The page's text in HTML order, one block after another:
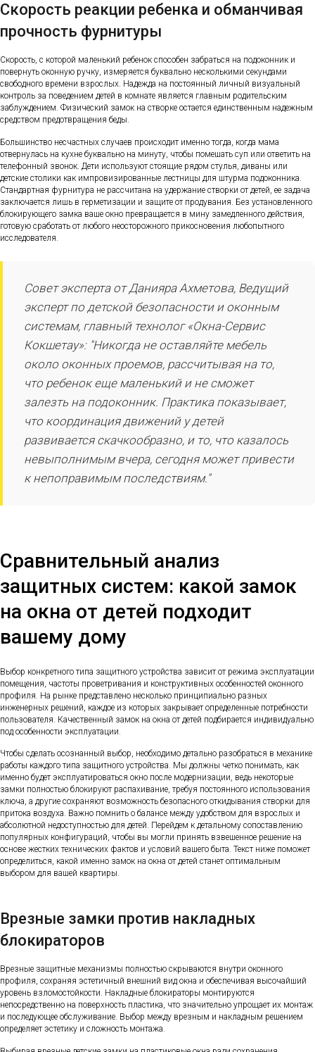
Скорость реакции ребенка и обманчивая
прочность фурнитуры
Скорость, с которой маленький ребенок способен забраться на подоконник и
повернуть оконную ручку, измеряется буквально несколькими секундами
свободного времени взрослых. Надежда на постоянный личный визуальный
контроль за поведением детей в комнате является главным родительским
заблуждением. Физический замок на створке остается единственным надежным
средством предотвращения беды.
Большинство несчастных случаев происходит именно тогда, когда мама
отвернулась на кухне буквально на минуту, чтобы помешать суп или ответить на
телефонный звонок. Дети используют стоящие рядом стулья, диваны или
детские столики как импровизированные лестницы для штурма подоконника.
Стандартная фурнитура не рассчитана на удержание створки от детей, ее задача
заключается лишь в герметизации и защите от продувания. Без установленного
блокирующего замка ваше окно превращается в мину замедленного действия,
готовую сработать от любого неосторожного прикосновения любопытного
исследователя.
Совет эксперта от Данияра Ахметова, Ведущий
эксперт по детской безопасности и оконным
системам, главный технолог «Окна-Сервис
Кокшетау»: "Никогда не оставляйте мебель
около оконных проемов, рассчитывая на то,
что ребенок еще маленький и не сможет
залезть на подоконник. Практика показывает,
что координация движений у детей
развивается скачкообразно, и то, что казалось
невыполнимым вчера, сегодня может привести
к непоправимым последствиям."
Сравнительный анализ
защитных систем: какой замок
на окна от детей подходит
вашему дому
Выбор конкретного типа защитного устройства зависит от режима эксплуатации
помещения, частоты проветривания и конструктивных особенностей оконного
профиля. На рынке представлено несколько принципиально разных
инженерных решений, каждое из которых закрывает определенные потребности
пользователя. Качественный замок на окна от детей подбирается индивидуально
под особенности эксплуатации.
Чтобы сделать осознанный выбор, необходимо детально разобраться в механике
работы каждого типа защитного устройства. Мы должны четко понимать, как
именно будет эксплуатироваться окно после модернизации, ведь некоторые
замки полностью блокируют распахивание, требуя постоянного использования
ключа, а другие сохраняют возможность безопасного откидывания створки для
притока воздуха. Важно помнить о балансе между удобством для взрослых и
абсолютной недоступностью для детей. Перейдем к детальному сопоставлению
популярных конфигураций, чтобы вы могли принять взвешенное решение на
основе жестких технических фактов и условий вашего быта. Текст ниже поможет
определиться, какой именно замок на окна от детей станет оптимальным
выбором для вашей квартиры.
Врезные замки против накладных
блокираторов
Врезные защитные механизмы полностью скрываются внутри оконного
профиля, сохраняя эстетичный внешний вид окна и обеспечивая высочайший
уровень взломостойкости. Накладные блокираторы монтируются
непосредственно на поверхность пластика, что значительно упрощает их монтаж
и последующее обслуживание. Выбор между врезным и накладным решением
определяет эстетику и сложность монтажа.